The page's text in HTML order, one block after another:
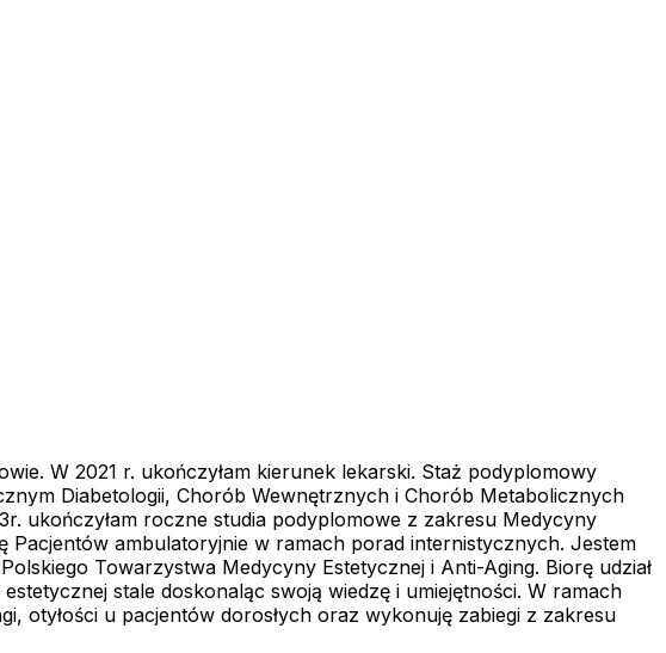
W 2021 r. ukończyłam kierunek lekarski. Staż podyplomowy
Diabetologii, Chorób Wewnętrznych i Chorób Metabolicznych
ukończyłam roczne studia podyplomowe z zakresu Medycyny
Pacjentów ambulatoryjnie w ramach porad internistycznych. Jestem
Towarzystwa Medycyny Estetycznej i Anti-Aging. Biorę udział
stale doskonaląc swoją wiedzę i umiejętności. W ramach
otyłości u pacjentów dorosłych oraz wykonuję zabiegi z zakresu